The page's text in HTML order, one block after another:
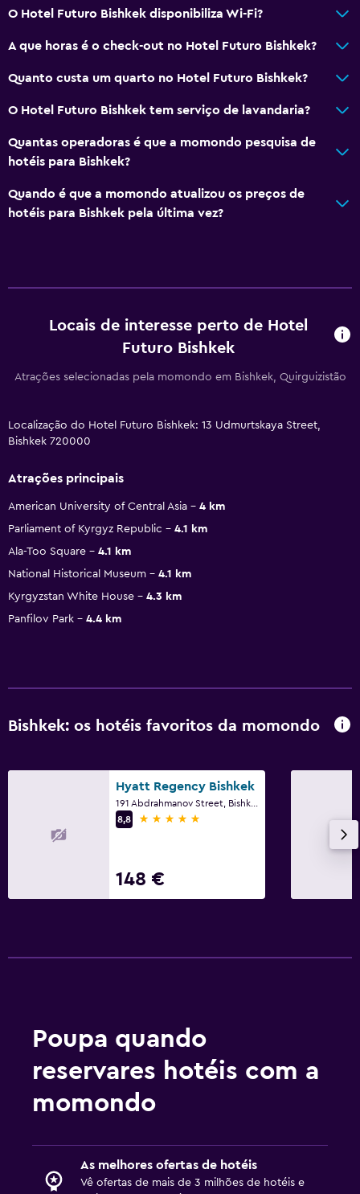
O Hotel Futuro Bishkek disponibiliza Wi-Fi?
A que horas é o check-out no Hotel Futuro Bishkek?
Quanto custa um quarto no Hotel Futuro Bishkek?
O Hotel Futuro Bishkek tem serviço de lavandaria?
Quantas operadoras é que a momondo pesquisa de
hotéis para Bishkek?
Quando é que a momondo atualizou os preços de
hotéis para Bishkek pela última vez?
Locais de interesse perto de Hotel
Futuro Bishkek
Atrações selecionadas pela momondo em Bishkek, Quirguizistão
Localização do Hotel Futuro Bishkek: 13 Udmurtskaya Street,
Bishkek 720000
Atrações principais
American University of Central Asia
4 km
Parliament of Kyrgyz Republic
4.1 km
Ala-Too Square
4.1 km
National Historical Museum
4.1 km
Kyrgyzstan White House
4.3 km
Panfilov Park
4.4 km
Bishkek: os hotéis favoritos da momondo
Hyatt Regency Bishkek
8,8
5 estrelas
148 €
Poupa quando
reservares hotéis com a
momondo
As melhores ofertas de hotéis
Vê ofertas de mais de 3 milhões de hotéis e